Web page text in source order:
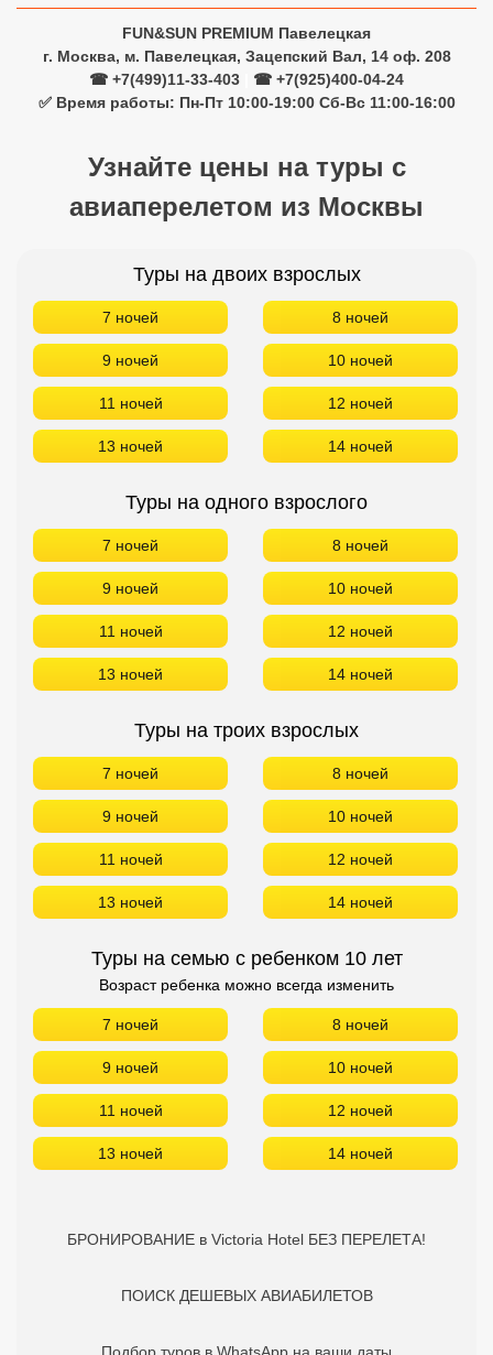
FUN&SUN PREMIUM Павелецкая
г. Москва, м. Павелецкая, Зацепский Вал, 14 оф. 208
☎ +7(499)11-33-403
☎ +7(925)400-04-24
✅ Время работы: Пн-Пт 10:00-19:00 Сб-Вс 11:00-16:00
Узнайте цены на туры с
авиаперелетом из Москвы
Туры на двоих взрослых
7 ночей 8 ночей
9 ночей 10 ночей
11 ночей 12 ночей
13 ночей 14 ночей
Туры на одного взрослого
7 ночей 8 ночей
9 ночей 10 ночей
11 ночей 12 ночей
13 ночей 14 ночей
Туры на троих взрослых
7 ночей 8 ночей
9 ночей 10 ночей
11 ночей 12 ночей
13 ночей 14 ночей
Туры на семью с ребенком 10 лет
Возраст ребенка можно всегда изменить
7 ночей 8 ночей
9 ночей 10 ночей
11 ночей 12 ночей
13 ночей 14 ночей
БРОНИРОВАНИЕ в Victoria Hotel БЕЗ ПЕРЕЛЕТА!
ПОИСК ДЕШЕВЫХ АВИАБИЛЕТОВ
Сетевые отели Таиланда
Сетевые отели Шри Ланки
Сетевые отели Вьетнама
Сетевые отели Бали
Сетевые отели Сейшел
Сетевые отели Маврикия